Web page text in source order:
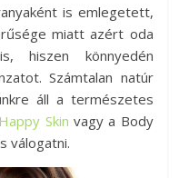
is emlegetett,
miatt azért oda
hiszen könnyedén
Számtalan natúr
áll a természetes
Happy Skin vagy a Body
válogatni.